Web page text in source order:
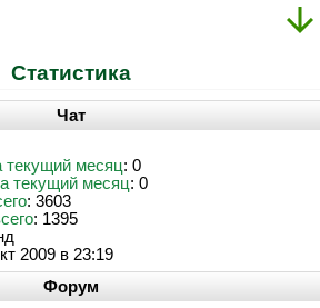
Статистика
Чат
текущий месяц: 0
текущий месяц: 0
: 3603
: 1395
2009 в 23:19
Форум